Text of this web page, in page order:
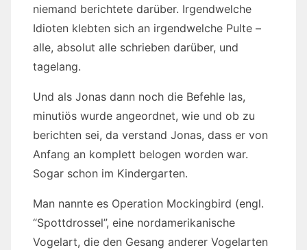
niemand berichtete darüber. Irgendwelche
Idioten klebten sich an irgendwelche Pulte –
alle, absolut alle schrieben darüber, und
tagelang.
Und als Jonas dann noch die Befehle las,
minutiös wurde angeordnet, wie und ob zu
berichten sei, da verstand Jonas, dass er von
Anfang an komplett belogen worden war.
Sogar schon im Kindergarten.
Man nannte es Operation Mockingbird (engl.
“Spottdrossel”, eine nordamerikanische
Vogelart, die den Gesang anderer Vogelarten